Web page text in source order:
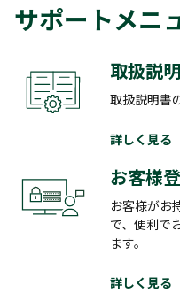
サポートメニ
取扱説
取扱説明書
詳しく見る
お客様
お客様がお
で、便利で
ます。
詳しく見る